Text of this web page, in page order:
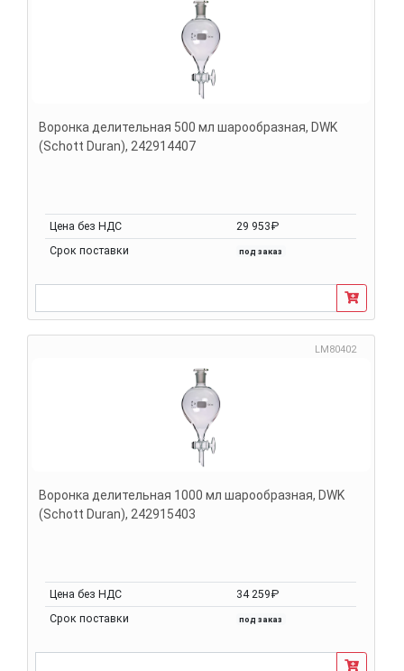
Воронка делительная 500 мл шарообразная, DWK
(Schott Duran), 242914407
Цена без НДС
29 953₽
Срок поставки
под заказ
LM80402
Воронка делительная 1000 мл шарообразная, DWK
(Schott Duran), 242915403
Цена без НДС
34 259₽
Срок поставки
под заказ